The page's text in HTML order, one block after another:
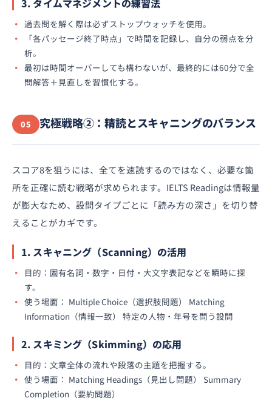
3. タイムマネジメントの練習法
過去問を解く際は必ずストップウォッチを使用。
「各パッセージ終了時点」で時間を記録し、自分の弱点を分
析。
最初は時間オーバーしても構わないが、最終的には60分で全
問解答＋見直しを習慣化する。
05 究極戦略②：精読とスキャニングのバランス
スコア8を狙うには、全てを速読するのではなく、必要な箇
所を正確に読む戦略が求められます。IELTS Readingは情報量
が膨大なため、設問タイプごとに「読み方の深さ」を切り替
えることがカギです。
1. スキャニング（Scanning）の活用
目的：固有名詞・数字・日付・大文字表記などを瞬時に探
す。
使う場面： Multiple Choice（選択肢問題） Matching
Information（情報一致） 特定の人物・年号を問う設問
2. スキミング（Skimming）の応用
目的：文章全体の流れや段落の主題を把握する。
使う場面： Matching Headings（見出し問題） Summary
Completion（要約問題）